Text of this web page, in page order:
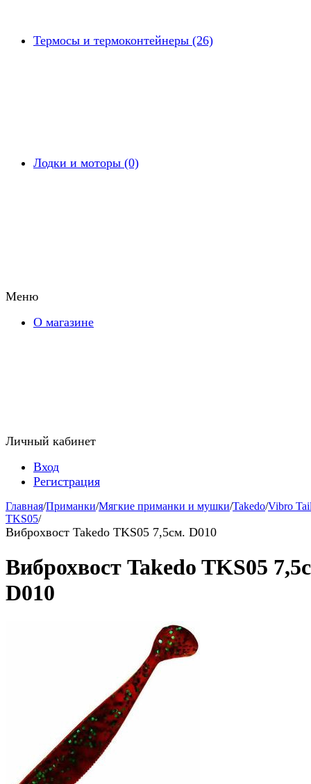
Термосы и термоконтейнеры (26)
Лодки и моторы (0)
Меню
О магазине
Личный кабинет
Вход
Регистрация
Главная/Приманки/Мягкие приманки и мушки/Takedo/Vibro
TKS05/
Виброхвост Takedo TKS05 7,5см. D010
Виброхвост Takedo TKS05
D010